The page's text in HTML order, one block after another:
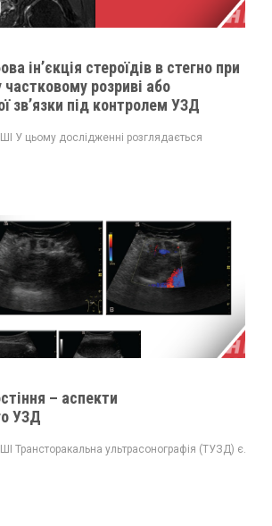
ін’єкція стероїдів в стегно при
розриві або
зв’язки під контролем УЗД
У цьому дослідженні розглядається
– аспекти
УЗД
Трансторакальна ультрасонографія (ТУЗД) є...